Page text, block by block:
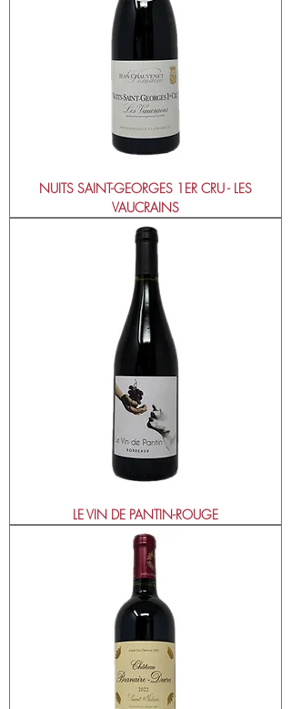
NUITS SAINT-GEORGES 1ER CRU - LES
VAUCRAINS
LE VIN DE PANTIN-ROUGE